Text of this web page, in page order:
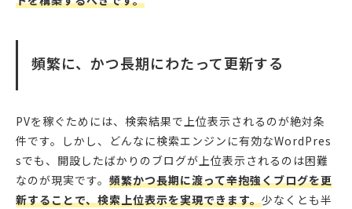
頻繁に、かつ長期にわたって更新する
PVを稼ぐためには、検索結果で上位表示されるのが絶対条
件です。しかし、どんなに検索エンジンに有効なWordPres
sでも、開設したばかりのブログが上位表示されるのは困難
なのが現実です。 頻繁かつ長期に渡って辛抱強くブログを更
新することで、検索上位表示を実現できます。少なくとも半